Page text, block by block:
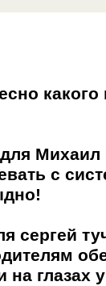
с
сергей
на глазах